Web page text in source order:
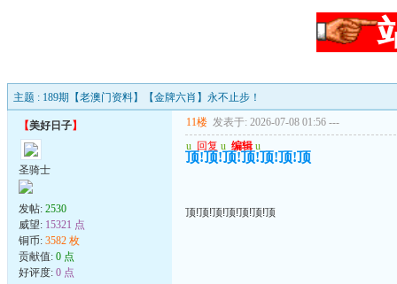
主题 : 189期【老澳门资料】【金牌六肖】永不止步！
【美好日子】
圣骑士
发帖: 2530
威望: 15321 点
铜币: 3582 枚
贡献值: 0 点
好评度: 0 点
11楼 发表于: 2026-07-08 01:56 ---
u 回复 u 编辑 u
顶!顶!顶!顶!顶!顶!顶
顶!顶!顶!顶!顶!顶!顶